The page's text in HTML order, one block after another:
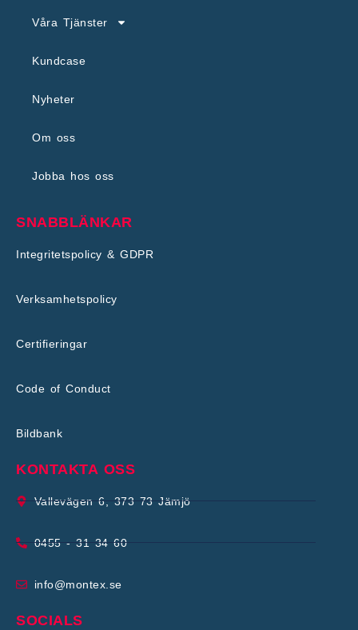
Våra Tjänster
Kundcase
Nyheter
Om oss
Jobba hos oss
SNABBLÄNKAR
Integritetspolicy & GDPR
Verksamhetspolicy
Certifieringar
Code of Conduct
Bildbank
KONTAKTA OSS
Vallevägen 6, 373 73 Jämjö
0455 - 31 34 60
info@montex.se
SOCIALS